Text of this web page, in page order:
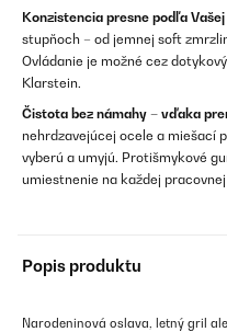
Konzistencia presne podľa
stupňoch – od jemnej soft
Ovládanie je možné cez
Klarstein.
Čistota bez námahy – vďaka
nehrdzavejúcej ocele a miešací
vyberú a umyjú. Protišmykové
umiestnenie na každej
Popis produktu
Narodeninová oslava, letný gril